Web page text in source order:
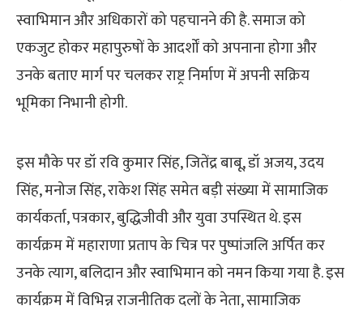
स्वाभिमान और अधिकारों को पहचानने की है. समाज को
एकजुट होकर महापुरुषों के आदर्शों को अपनाना होगा और
उनके बताए मार्ग पर चलकर राष्ट्र निर्माण में अपनी सक्रिय
भूमिका निभानी होगी.
इस मौके पर डॉ रवि कुमार सिंह, जितेंद्र बाबू, डॉ अजय, उदय
सिंह, मनोज सिंह, राकेश सिंह समेत बड़ी संख्या में सामाजिक
कार्यकर्ता, पत्रकार, बुद्धिजीवी और युवा उपस्थित थे. इस
कार्यक्रम में महाराणा प्रताप के चित्र पर पुष्पांजलि अर्पित कर
उनके त्याग, बलिदान और स्वाभिमान को नमन किया गया है. इस
कार्यक्रम में विभिन्न राजनीतिक दलों के नेता, सामाजिक